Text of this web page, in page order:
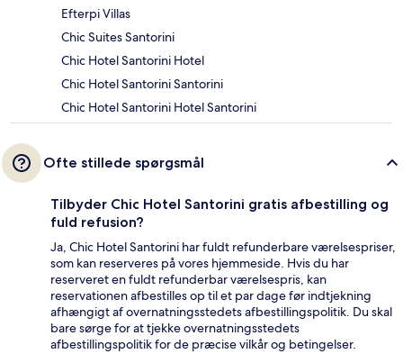
Efterpi Villas
Chic Suites Santorini
Chic Hotel Santorini Hotel
Chic Hotel Santorini Santorini
Chic Hotel Santorini Hotel Santorini
Ofte stillede spørgsmål
Tilbyder Chic Hotel Santorini gratis afbestilling og
fuld refusion?
Ja, Chic Hotel Santorini har fuldt refunderbare værelsespriser,
som kan reserveres på vores hjemmeside. Hvis du har
reserveret en fuldt refunderbar værelsespris, kan
reservationen afbestilles op til et par dage før indtjekning
afhængigt af overnatningsstedets afbestillingspolitik. Du skal
bare sørge for at tjekke overnatningsstedets
afbestillingspolitik for de præcise vilkår og betingelser.